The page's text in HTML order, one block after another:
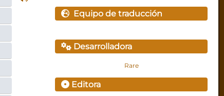
Equipo de traducción
Desarrolladora
Rare
Editora